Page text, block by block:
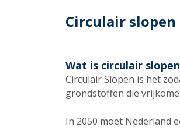
Circulair slopen
Wat is circulair
Circulair Slopen is het
grondstoffen die
In 2050 moet Nederland